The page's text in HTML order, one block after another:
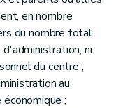
en nombre
du nombre total
ni
du centre ;
au
;